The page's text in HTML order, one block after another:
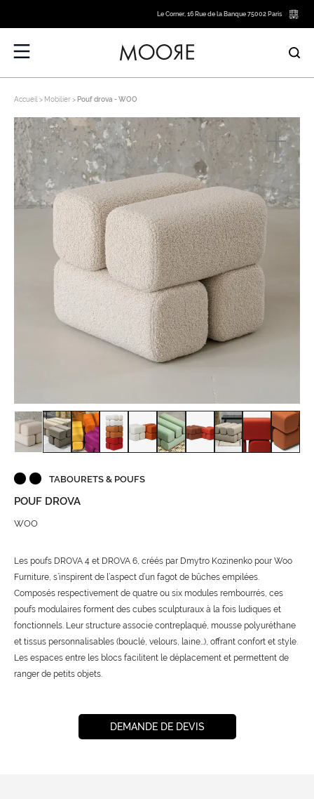
Le Corner, 16 Rue de la Banque 75002 Paris
Accueil Mobilier Pouf drova - WOO
TABOURETS & POUFS
POUF DROVA
WOO
Les poufs DROVA 4 et DROVA 6, créés par Dmytro Kozinenko pour Woo
Furniture, s’inspirent de l’aspect d’un fagot de bûches empilées.
Composés respectivement de quatre ou six modules rembourrés, ces
poufs modulaires forment des cubes sculpturaux à la fois ludiques et
fonctionnels. Leur structure associe contreplaqué, mousse polyuréthane
et tissus personnalisables (bouclé, velours, laine…), offrant confort et style.
Les espaces entre les blocs facilitent le déplacement et permettent de
ranger de petits objets.
DEMANDE DE DEVIS